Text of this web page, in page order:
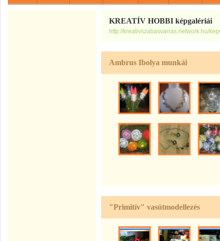
KREATÍV HOBBI képgalériái
http://kreativszabasvarras.network.hu/
Ambrus Ibolya munkái
"Primitív" vasútmodellezés